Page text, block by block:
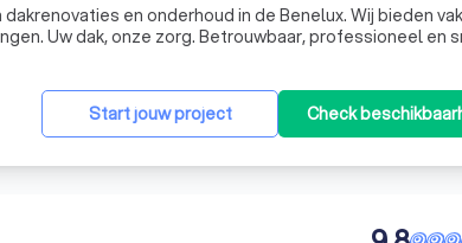
en onderhoud in de Benelux. Wij bieden
Uw dak, onze zorg. Betrouwbaar, professioneel en
Start jouw project Check